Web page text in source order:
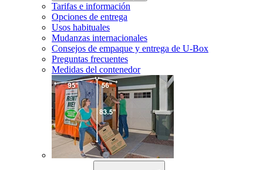
Tarifas e información
Opciones de entrega
Usos habituales
Mudanzas internacionales
Consejos de empaque y entrega de U-Box
Preguntas frecuentes
Medidas del contenedor